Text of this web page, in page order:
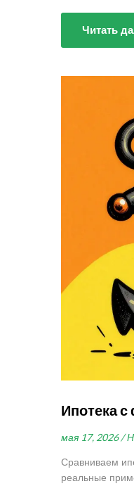
Читать
Ипотека
мая 17, 2026 /
Сравниваем
реальные